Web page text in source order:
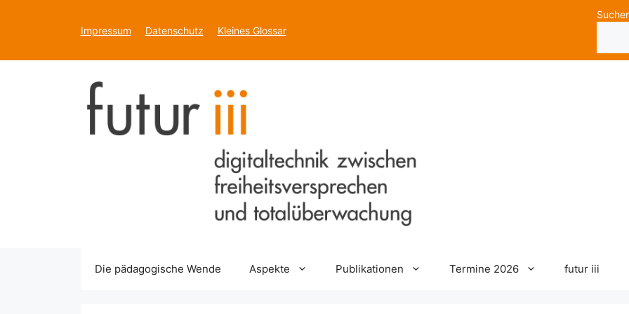
Impressum Datenschutz Kleines Glossar
Die pädagogische Wende Aspekte Publikationen Termine 2026 futur iii